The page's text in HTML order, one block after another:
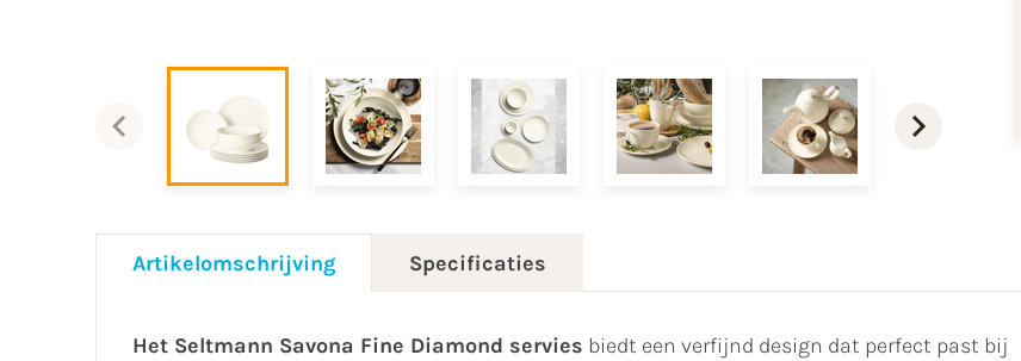
Artikelomschrijving Specificaties
Het Seltmann Savona Fine Diamond servies biedt een verfijnd design dat perfect past bij